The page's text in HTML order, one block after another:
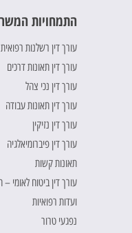
התמחויות
עורך דין רשלנות רפואית
עורך דין תאונות דרכים
עורך דין נכי צהל
עורך דין תאונות עבודה
עורך דין נזיקין
עורך דין פיברומיאלגיה
תאונות קשות
עורך דין ביטוח לאומי –
ועדות רפואיות
נפגעי טרור